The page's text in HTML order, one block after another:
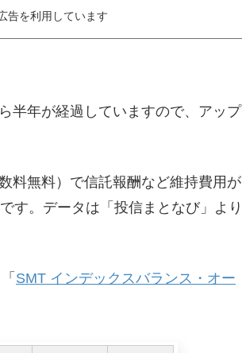
告を利用しています
半年が経過していますので、アップ
料無料）で信託報酬など維持費用が
す。データは「投信まとなび」より
SMT インデックスバランス・オー